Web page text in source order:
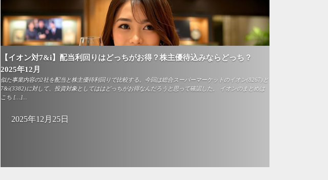
【イオン対7&i】配当利回りはどっちがお得？株主優待込みならどっち？
2025年12月
似た事業内容の2社を配当と株主優待利回りで比較する。今回は総合スーパーマーケットのイオン(8267)と
7&i(3382)に対して、投資対象としてははどっちがお得なんだろうと思って確認した。 イオンのまとめは
こち […]...
2025年12月25日